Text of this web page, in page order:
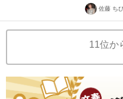
佐藤 ち
11位か